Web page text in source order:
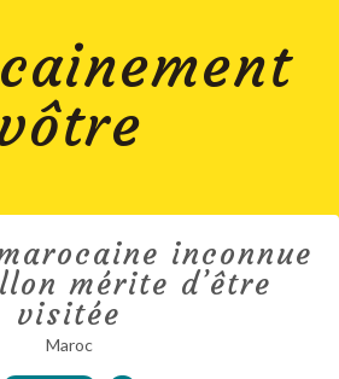
inconnue
mérite d’être
visitée
Maroc